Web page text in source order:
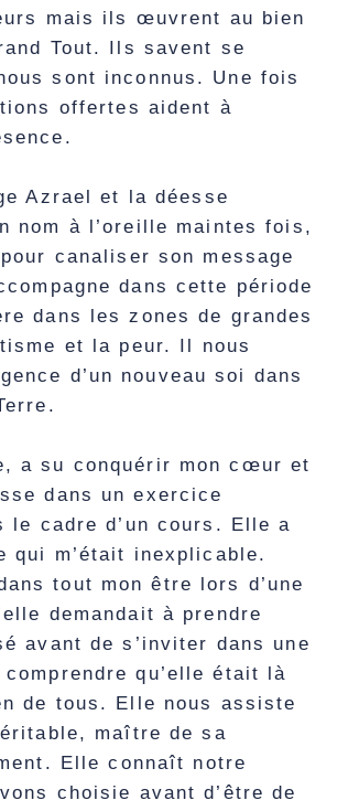
mais ils œuvrent au bien
Tout. Ils savent se
sont inconnus. Une fois
offertes aident à
Azrael et la déesse
nom à l’oreille maintes fois,
canaliser son message
dans cette période
dans les zones de grandes
et la peur. Il nous
d’un nouveau soi dans
a su conquérir mon cœur et
dans un exercice
cadre d’un cours. Elle a
qui m’était inexplicable.
tout mon être lors d’une
demandait à prendre
avant de s’inviter dans une
qu’elle était là
de tous. Elle nous assiste
maître de sa
Elle connaît notre
choisie avant d’être de